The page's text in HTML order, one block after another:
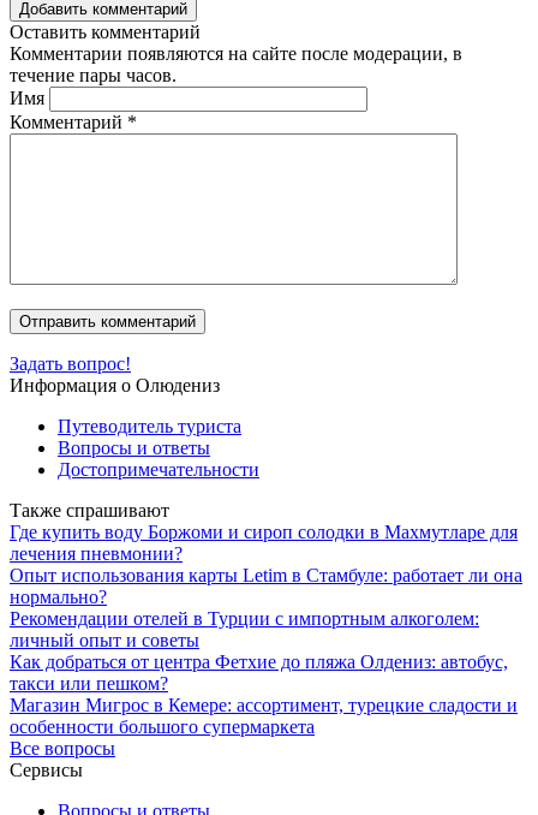
Добавить комментарий
Оставить комментарий
Комментарии появляются на сайте после модерации, в
течение пары часов.
Имя
Комментарий *
Задать вопрос!
Информация о Олюдениз
Путеводитель туриста
Вопросы и ответы
Достопримечательности
Также спрашивают
Где купить воду Боржоми и сироп солодки в Махмутларе для
лечения пневмонии?
Опыт использования карты Letim в Стамбуле: работает ли она
нормально?
Рекомендации отелей в Турции с импортным алкоголем:
личный опыт и советы
Как добраться от центра Фетхие до пляжа Олдениз: автобус,
такси или пешком?
Магазин Мигрос в Кемере: ассортимент, турецкие сладости и
особенности большого супермаркета
Все вопросы
Сервисы
Вопросы и ответы